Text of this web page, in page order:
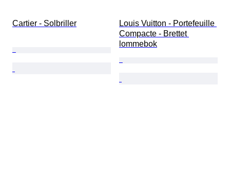
Cartier - Solbriller
Louis Vuitton - Portefeuille
Compacte - Brettet
lommebok